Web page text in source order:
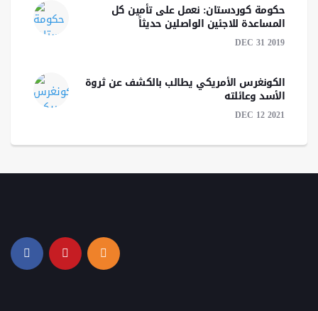
حكومة كوردستان: نعمل على تأمين كل
المساعدة للاجئين الواصلين حديثاً
DEC 31 2019
الكونغرس الأمريكي يطالب بالكشف عن ثروة
الأسد وعائلته
DEC 12 2021